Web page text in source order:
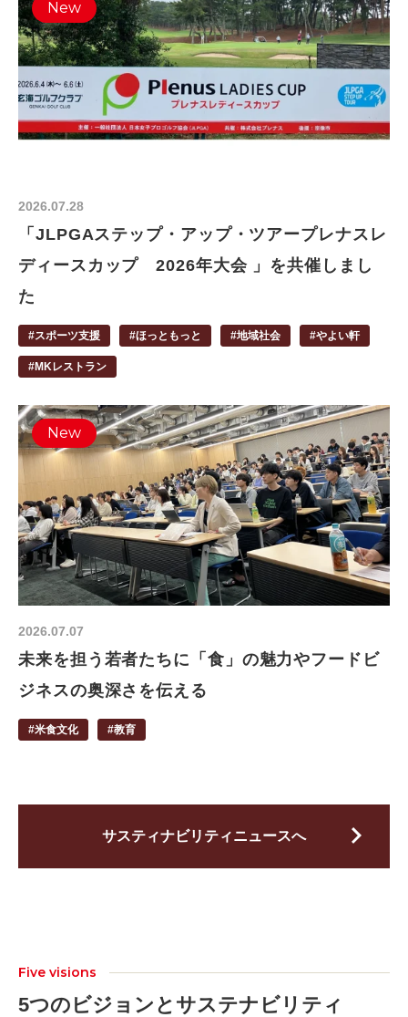
2026.07.28
「JLPGAステップ・アップ・ツアープレナスレ
ディースカップ 2026年大会 」を共催しまし
た
#スポーツ支援 #ほっともっと #地域社会 #やよい軒
#MKレストラン
2026.07.07
未来を担う若者たちに「食」の魅力やフードビ
ジネスの奥深さを伝える
#米食文化 #教育
サスティナビリティニュースへ
Five visions
5つのビジョンとサステナビリティ